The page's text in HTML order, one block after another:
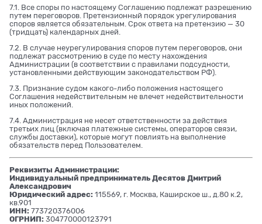
7.1. Все споры по настоящему Соглашению подлежат разрешению
путем переговоров. Претензионный порядок урегулирования
споров является обязательным. Срок ответа на претензию — 30
(тридцать) календарных дней.
7.2. В случае неурегулирования споров путем переговоров, они
подлежат рассмотрению в суде по месту нахождения
Администрации (в соответствии с правилами подсудности,
установленными действующим законодательством РФ).
7.3. Признание судом какого-либо положения настоящего
Соглашения недействительным не влечет недействительности
иных положений.
7.4. Администрация не несет ответственности за действия
третьих лиц (включая платежные системы, операторов связи,
службы доставки), которые могут повлиять на выполнение
обязательств перед Пользователем.
Реквизиты Администрации:
Индивидуальный предприниматель Десятов Дмитрий
Александрович
Юридический адрес: 115569, г. Москва, Каширское ш., д.80 к.2,
кв.901
ИНН: 773720376006
ОГРНИП: 304770000123791